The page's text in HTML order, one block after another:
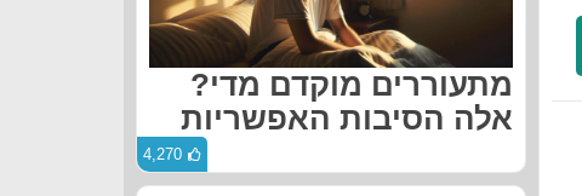
מתעוררים מוקדם מדי?
אלה הסיבות האפשריות
4,270